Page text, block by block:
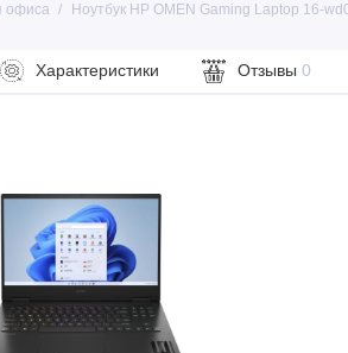
офиса Ноутбук HP OMEN Gaming Laptop 16-
Характеристики Отзывы 0